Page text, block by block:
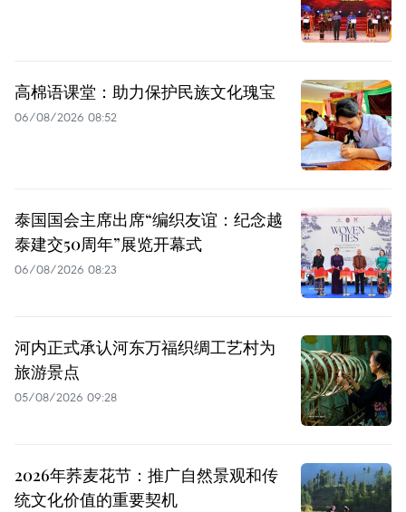
高棉语课堂：助力保护民族文化瑰宝
06/08/2026 08:52
泰国国会主席出席“编织友谊：纪念越
泰建交50周年”展览开幕式
06/08/2026 08:23
河内正式承认河东万福织绸工艺村为
旅游景点
05/08/2026 09:28
2026年荞麦花节：推广自然景观和传
统文化价值的重要契机